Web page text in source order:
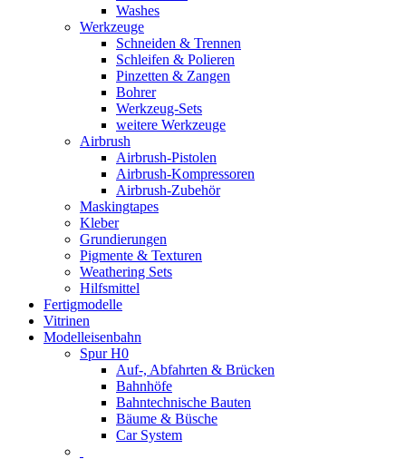
Washes
Werkzeuge
Schneiden & Trennen
Schleifen & Polieren
Pinzetten & Zangen
Bohrer
Werkzeug-Sets
weitere Werkzeuge
Airbrush
Airbrush-Pistolen
Airbrush-Kompressoren
Airbrush-Zubehör
Maskingtapes
Kleber
Grundierungen
Pigmente & Texturen
Weathering Sets
Hilfsmittel
Fertigmodelle
Vitrinen
Modelleisenbahn
Spur H0
Auf-, Abfahrten & Brücken
Bahnhöfe
Bahntechnische Bauten
Bäume & Büsche
Car System